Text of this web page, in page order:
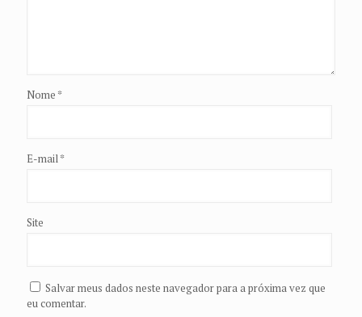
Nome *
E-mail*
Site
Salvar meus dados neste navegador para a próxima vez que
eu comentar.